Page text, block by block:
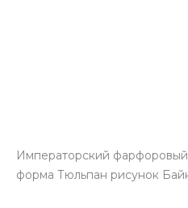
Императорский
форма Тюльпан рисунок